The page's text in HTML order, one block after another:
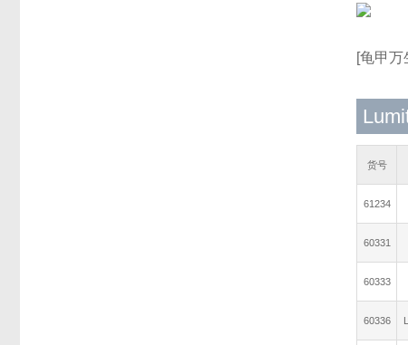
[龟甲万
货号
61234
60331
60333
60336